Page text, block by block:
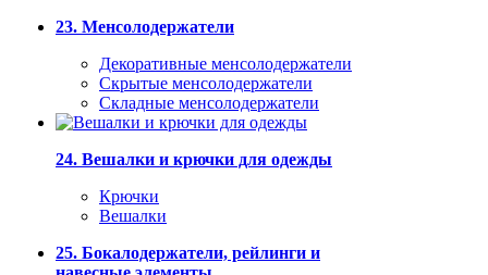
23. Менсолодержатели
Декоративные менсолодержатели
Скрытые менсолодержатели
Складные менсолодержатели
24. Вешалки и крючки для одежды
Крючки
Вешалки
25. Бокалодержатели, рейлинги и